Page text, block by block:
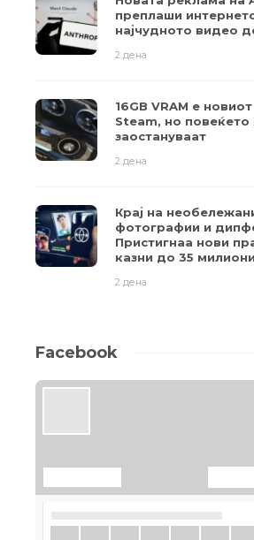
преплаши
најчудното видео
2 дена
16GB VRAM е
Steam, но повеќето
заостануваат
2 дена
Крај на
фотографии и
Пристигнаа нови
казни до 35
2 дена
Facebook